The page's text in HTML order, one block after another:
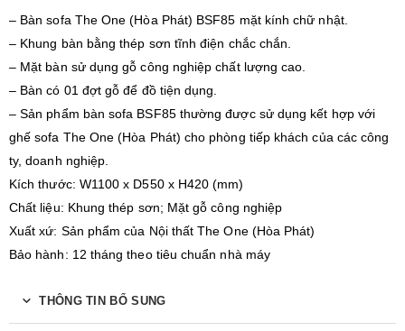
– Bàn sofa The One (Hòa Phát) BSF85 mặt kính chữ nhật.
– Khung bàn bằng thép sơn tĩnh điện chắc chắn.
– Mặt bàn sử dụng gỗ công nghiệp chất lượng cao.
– Bàn có 01 đợt gỗ để đồ tiện dụng.
– Sản phẩm bàn sofa BSF85 thường được sử dụng kết hợp với
ghế sofa The One (Hòa Phát) cho phòng tiếp khách của các công
ty, doanh nghiệp.
Kích thước: W1100 x D550 x H420 (mm)
Chất liệu: Khung thép sơn; Mặt gỗ công nghiệp
Xuất xứ: Sản phẩm của Nội thất The One (Hòa Phát)
Bảo hành: 12 tháng theo tiêu chuẩn nhà máy
THÔNG TIN BỔ SUNG